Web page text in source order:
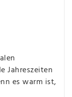
Jahreszeiten
es warm ist,